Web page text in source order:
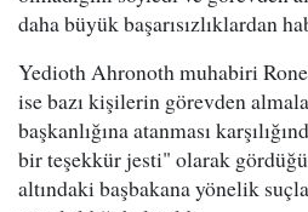
daha büyük başarısızlıklardan
Yedioth Ahronoth muhabiri
ise bazı kişilerin görevden
başkanlığına atanması
bir teşekkür jesti" olarak gördüğü
altındaki başbakana yönelik